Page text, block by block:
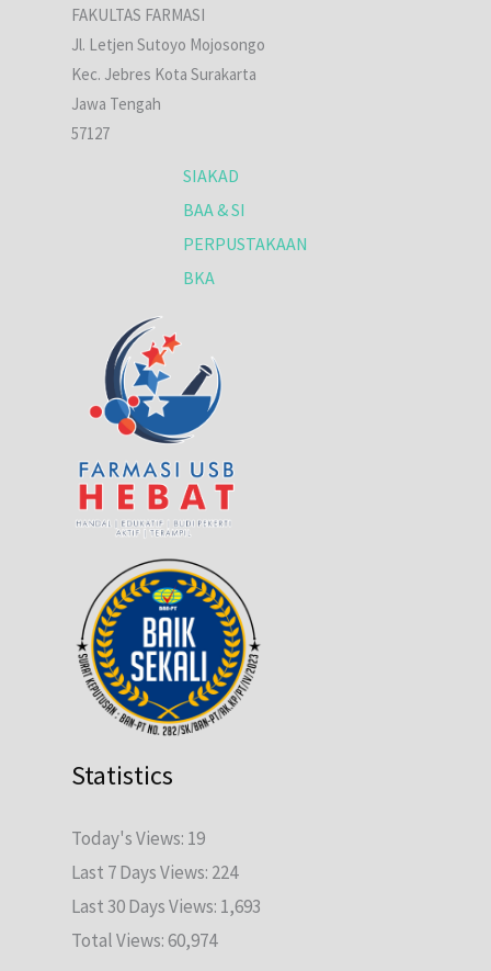
FAKULTAS FARMASI
Jl. Letjen Sutoyo Mojosongo
Kec. Jebres Kota Surakarta
Jawa Tengah
57127
SIAKAD
BAA & SI
PERPUSTAKAAN
BKA
Statistics
Today's Views: 19
Last 7 Days Views: 224
Last 30 Days Views: 1,693
Total Views:60,974